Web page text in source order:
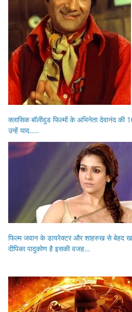
क्लासिक बॉलीवुड फिल्मों के अभिनेता देवानंद
उन्हें याद…..
फिल्म जवान के डायरेक्टर और शाहरुख से बेहद
दीपिका पादुकोण है इसकी वजह…